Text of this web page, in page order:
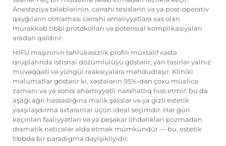
Anesteziya tələblərinin, cərrahi tesislərin və ya post-operativ
qayğıların olmaması cərrahi əməliyyatlara xas olan
mürəkkəb tibbi protokolları və potensial komplikasiyaları
aradan qaldırır.
HIFU maşınının təhlükəsizlik profilı müxtəlif xəstə
qruplarında istisnai dözümlülüyü göstərir; yan təsirlər yalnız
müvəqqəti və yüngül reaksiyalara məhdudlaşır. Kliniki
məlumatlar göstərir ki, xəstələrin 95%-dən çoxu müalicə
zamanı və ya sonra əhəmiyyətli narahatlıq hiss etmir; bu da
aşağı ağrı həssaslığına malik şəxslər və ya gizli estetik
yaxşılaşdırma axtaranlar üçün ideal seçimdir. Hər gün
keçirilən fəaliyyətləri və ya peşəkar öhdəlikləri pozmadan
dramatik nəticələr əldə etmək mümkündür — bu, estetik
tibbdə bir paradigma dəyişikliyidir.